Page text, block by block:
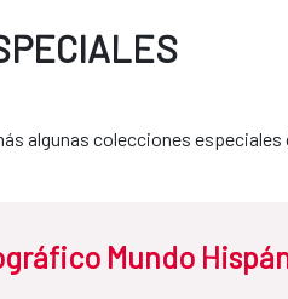
algunas colecciones
Mundo